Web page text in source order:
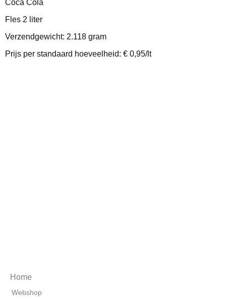
Coca Cola
Fles 2 liter
Verzendgewicht: 2.118 gram
Prijs per standaard hoeveelheid: € 0,95/lt
Home
Webshop